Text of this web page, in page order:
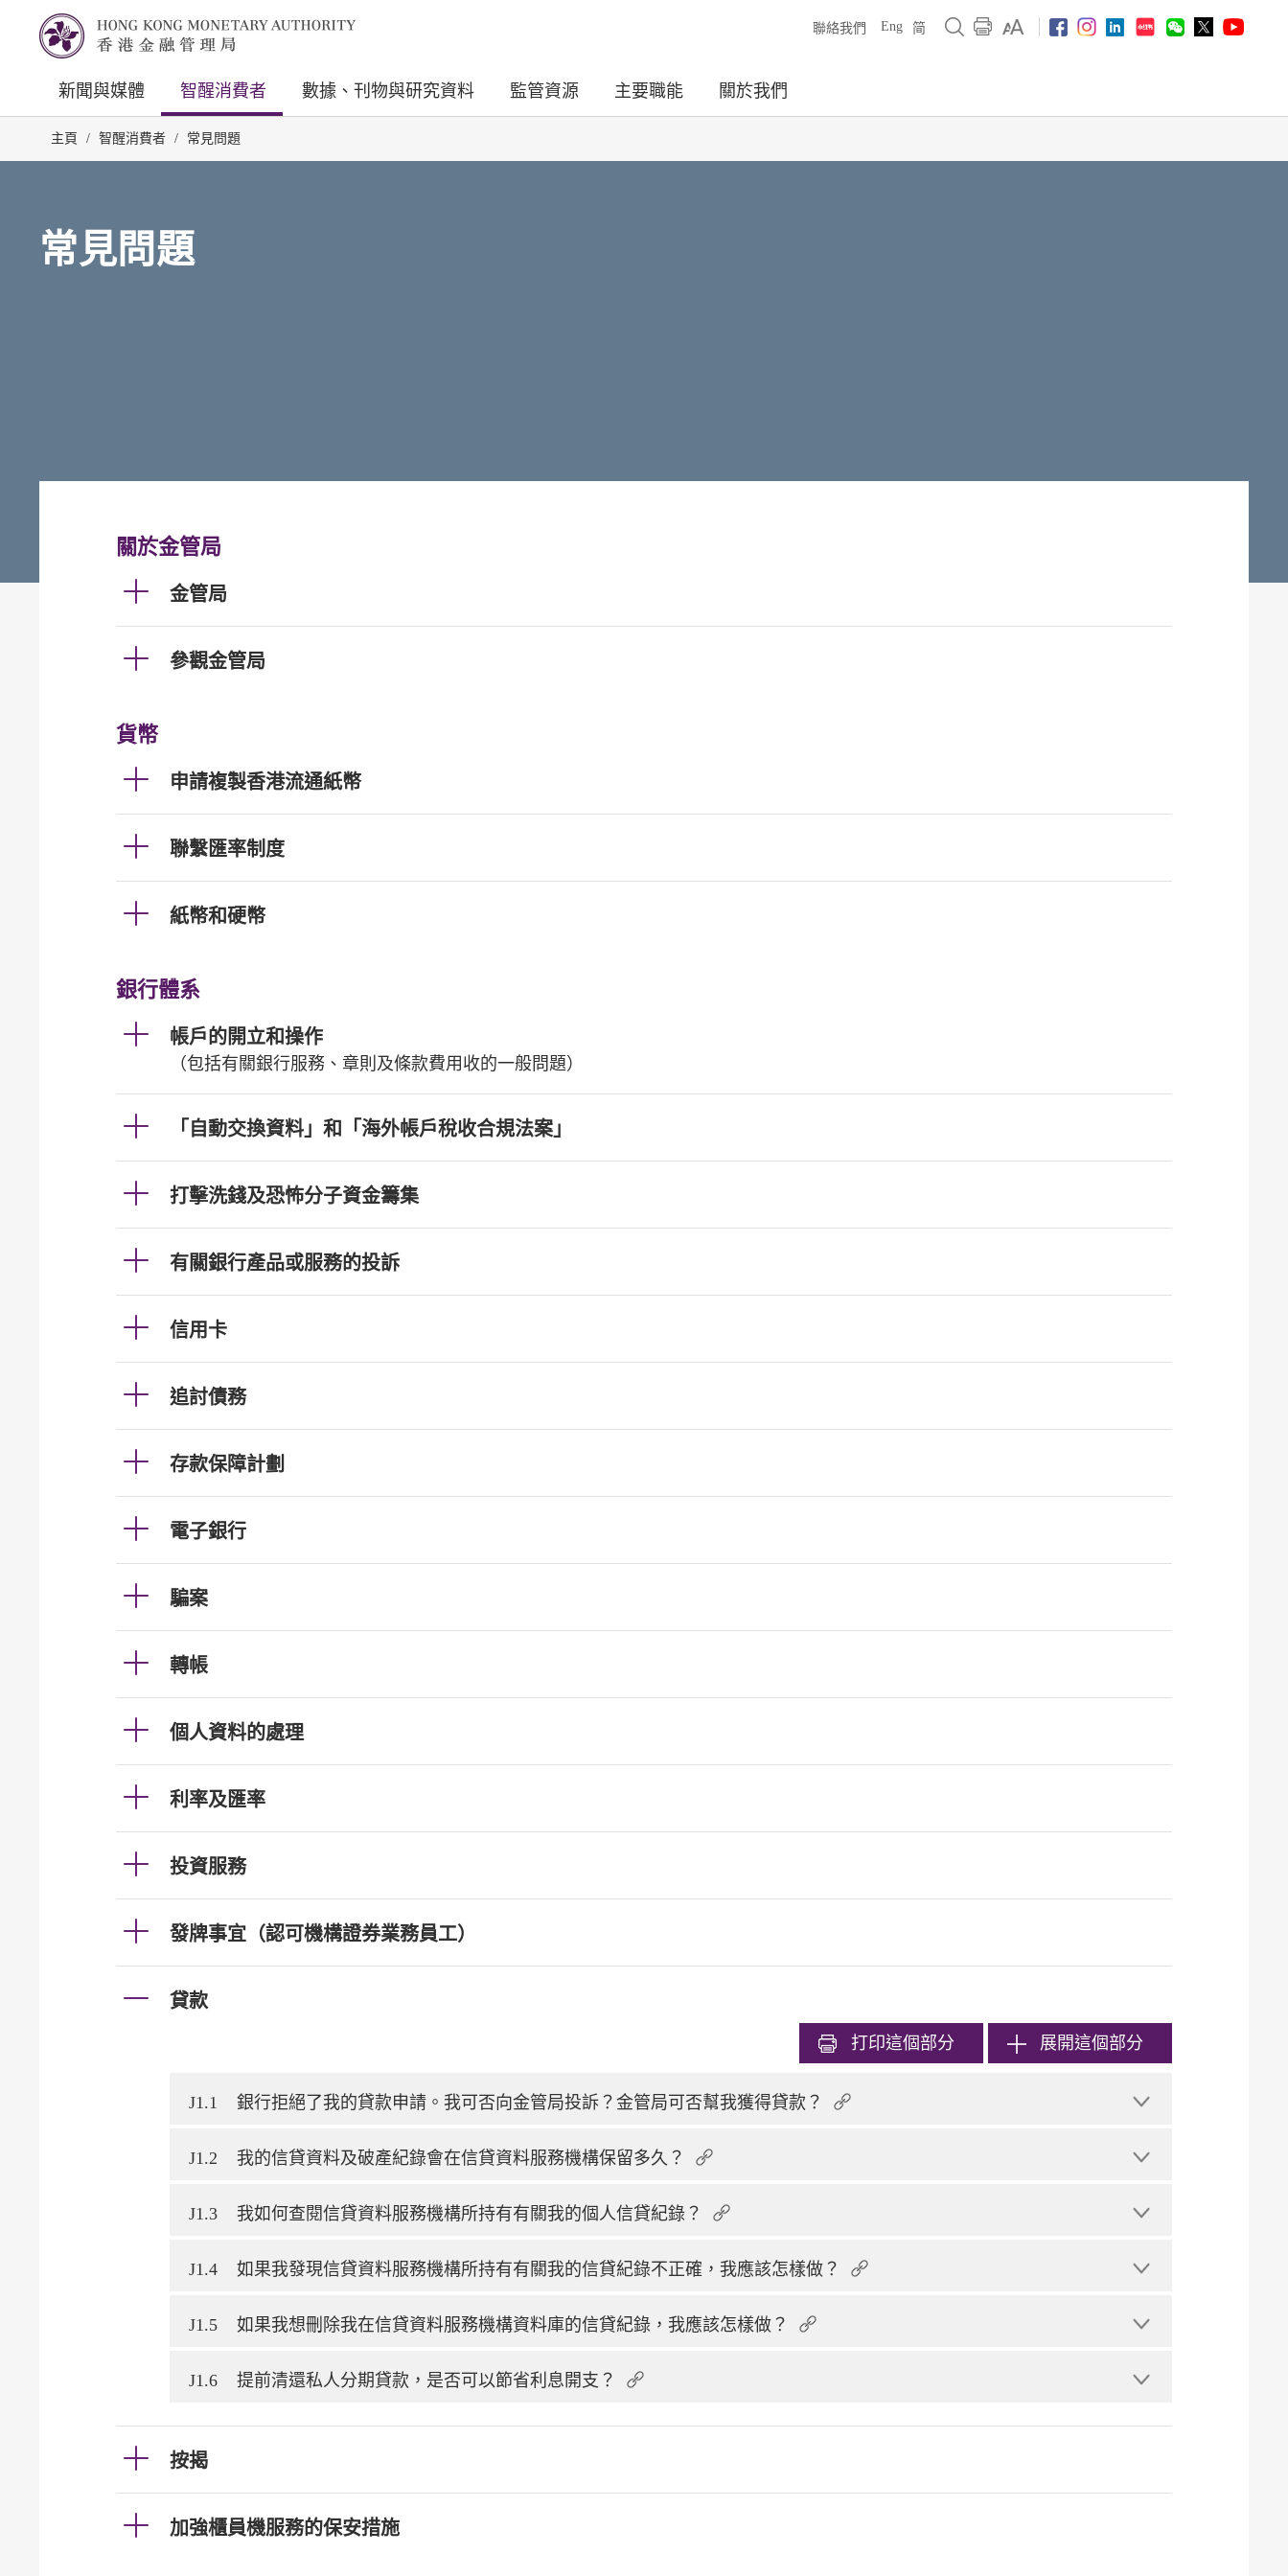
聯絡我們 Eng 简
新聞與媒體 智醒消費者 數據、刊物與研究資料 監管資源 主要職能 關於我們
主頁 / 智醒消費者 / 常見問題
常見問題
關於金管局
金管局
參觀金管局
貨幣
申請複製香港流通紙幣
聯繫匯率制度
紙幣和硬幣
銀行體系
帳戶的開立和操作
（包括有關銀行服務、章則及條款費用收的一般問題）
「自動交換資料」和「海外帳戶稅收合規法案」
打擊洗錢及恐怖分子資金籌集
有關銀行產品或服務的投訴
信用卡
追討債務
存款保障計劃
電子銀行
騙案
轉帳
個人資料的處理
利率及匯率
投資服務
發牌事宜（認可機構證券業務員工）
貸款
打印這個部分 展開這個部分
J1.1 銀行拒絕了我的貸款申請。我可否向金管局投訴？金管局可否幫我獲得貸款？
J1.2 我的信貸資料及破產紀錄會在信貸資料服務機構保留多久？
J1.3 我如何查閱信貸資料服務機構所持有有關我的個人信貸紀錄？
J1.4 如果我發現信貸資料服務機構所持有有關我的信貸紀錄不正確，我應該怎樣做？
J1.5 如果我想刪除我在信貸資料服務機構資料庫的信貸紀錄，我應該怎樣做？
J1.6 提前清還私人分期貸款，是否可以節省利息開支？
按揭
加強櫃員機服務的保安措施